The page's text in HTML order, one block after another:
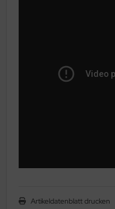
Artikeldatenblatt drucken